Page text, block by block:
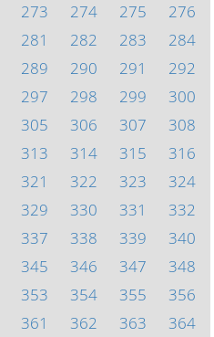
273 274 275
276
281 282 283
284
289 290 291
292
297 298 299
300
305 306 307
308
313 314 315
316
321 322 323
324
329 330 331
332
337 338 339
340
345 346 347
348
353 354 355
356
361 362 363 364